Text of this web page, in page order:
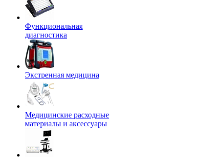
Функциональная
диагностика
Экстренная медицина
Медицинские расходные
материалы и аксессуары